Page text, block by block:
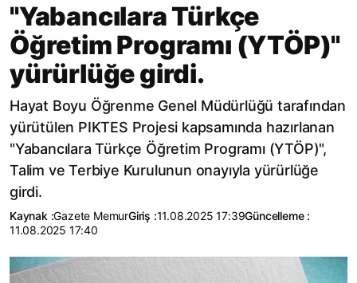
"Yabancılara Türkçe
Öğretim Programı (YTÖP)"
yürürlüğe girdi.
Hayat Boyu Öğrenme Genel Müdürlüğü tarafından
yürütülen PIKTES Projesi kapsamında hazırlanan
"Yabancılara Türkçe Öğretim Programı (YTÖP)",
Talim ve Terbiye Kurulunun onayıyla yürürlüğe
girdi.
Kaynak :Gazete MemurGiriş :11.08.2025 17:39Güncelleme :
11.08.2025 17:40